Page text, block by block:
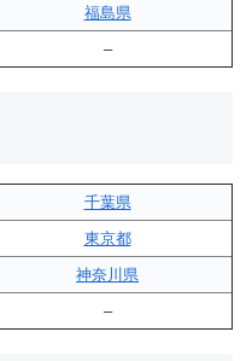
福島県
–
千葉県
東京都
神奈川県
–